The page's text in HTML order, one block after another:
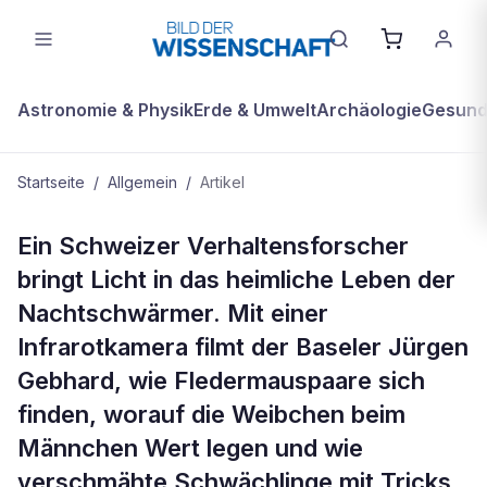
Astronomie & PhysikErde & UmweltArchäologie
Startseite / Allgemein / Artikel
Wenn Fledermäuse Hochzeit
machen
Ein Schweizer Verhaltensforscher
bringt Licht in das heimliche Leben der
Nachtschwärmer. Mit einer
Infrarotkamera filmt der Baseler Jürgen
Gebhard, wie Fledermauspaare sich
finden, worauf die Weibchen beim
Männchen Wert legen und wie